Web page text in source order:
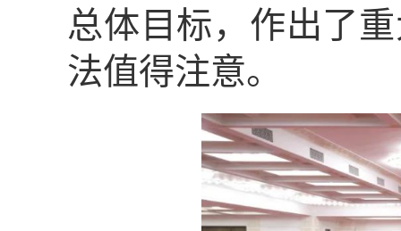
总体目标，作出了
法值得注意。